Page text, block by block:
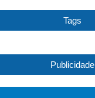
Tags
Publicidade